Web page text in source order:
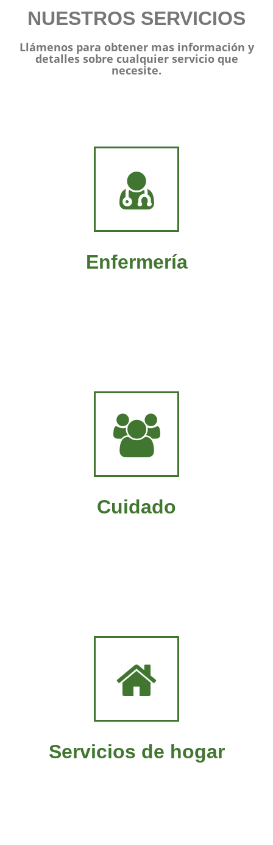
NUESTROS SERVICIOS
Llámenos para obtener mas información y
detalles sobre cualquier servicio que
necesite.
Enfermería
Cuidado
Servicios de hogar